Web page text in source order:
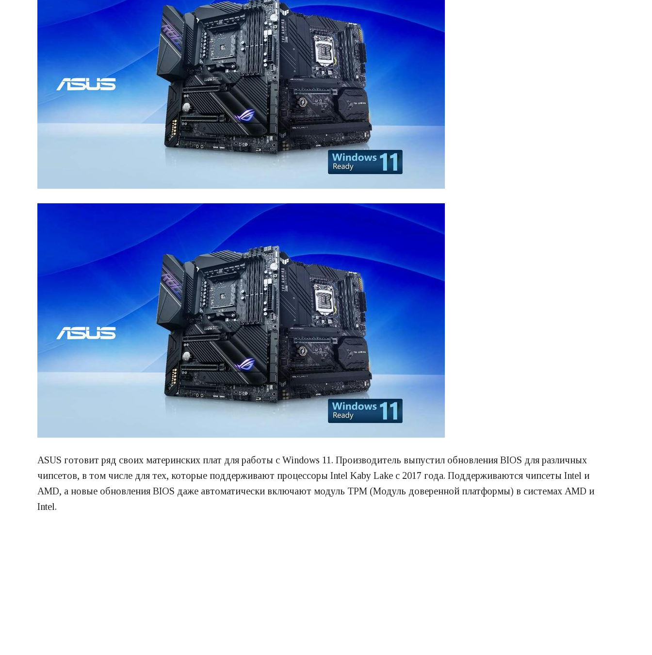
ASUS готовит ряд своих материнских плат для работы с Windows 11. Производитель выпустил обновления BIOS для различных
чипсетов, в том числе для тех, которые поддерживают процессоры Intel Kaby Lake с 2017 года. Поддерживаются чипсеты Intel и
AMD, а новые обновления BIOS даже автоматически включают модуль TPM (Модуль доверенной платформы) в системах AMD и
Intel.